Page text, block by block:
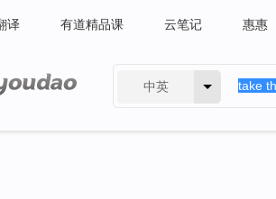
译 有道精品课 云笔记 惠惠
中英